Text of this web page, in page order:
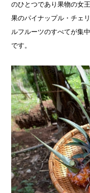
のひとつであり果物の女
果のパイナップル・チェ
ルフルーツのすべてが集
です。